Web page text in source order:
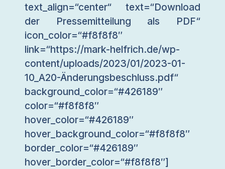
text_align=“center“ text=“Download
der Pressemitteilung als PDF“
icon_color=“#f8f8f8″
link=“https://mark-helfrich.de/wp-
content/uploads/2023/01/2023-01-
10_A20-Änderungsbeschluss.pdf“
background_color=“#426189″
color=“#f8f8f8″
hover_color=“#426189″
hover_background_color=“#f8f8f8″
border_color=“#426189″
hover_border_color=“#f8f8f8″]